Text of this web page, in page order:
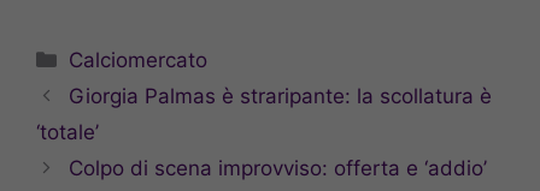
Categorie
Calciomercato
Giorgia Palmas è straripante: la scollatura è
‘totale’
Colpo di scena improvviso: offerta e ‘addio’